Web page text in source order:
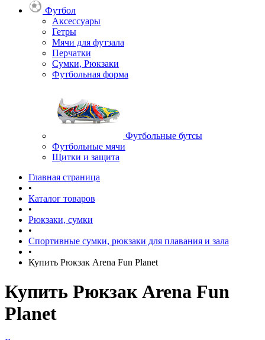
Футбол
Аксессуары
Гетры
Мячи для футзала
Перчатки
Сумки, Рюкзаки
Футбольная форма
Футбольные бутсы
Футбольные мячи
Щитки и защита
Главная страница
•
Каталог товаров
•
Рюкзаки, сумки
•
Спортивные сумки, рюкзаки для плавания и зала
•
Купить Рюкзак Arena Fun Planet
Купить Рюкзак Arena Fun
Planet